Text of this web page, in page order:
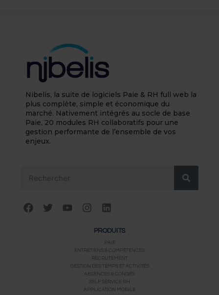
Nibelis, la suite de logiciels Paie & RH full web la
plus complète, simple et économique du
marché. Nativement intégrés au socle de base
Paie, 20 modules RH collaboratifs pour une
gestion performante de l’ensemble de vos
enjeux.
F
a
T
w
Y
o
e
I
n
g
r
a
m
L
i
k
e
d
i
n
PRODUITS
PAIE
ENTRETIENS & COMPÉTENCES
RECRUTEMENT
GESTION DES TEMPS ET ACTIVITÉS
ABSENCES & CONGÉS
SELF SERVICE RH
APPLICATION MOBILE